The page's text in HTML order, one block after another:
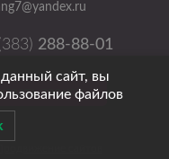
288-88-01
звонок
сайт, вы
файлов